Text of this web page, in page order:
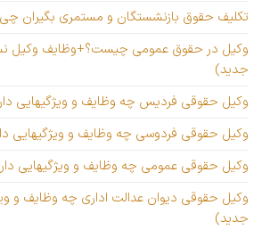
تکلیف حقوق بازنشستگان و مستمری بگیران چی
وکیل در حقوق عمومی چیست؟+وظایف وکیل
جدید)
وکیل حقوقی فردیس چه وظایف و ویژگیهایی
وکیل حقوقی فردوسی چه وظایف و ویژگیهایی
وکیل حقوقی عمومی چه وظایف و ویژگیهایی
وکیل حقوقی دیوان عدالت اداری چه وظایف و
جدید)